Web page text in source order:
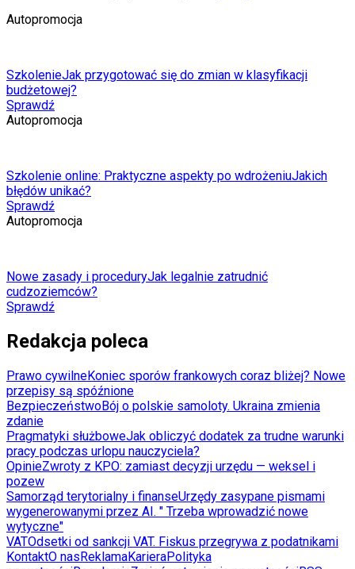
Autopromocja
SzkolenieJak przygotować się do zmian w klasyfikacji
budżetowej?
Sprawdź
Autopromocja
Szkolenie online: Praktyczne aspekty po wdrożeniuJakich
błędów unikać?
Sprawdź
Autopromocja
Nowe zasady i proceduryJak legalnie zatrudnić
cudzoziemców?
Sprawdź
Redakcja poleca
Prawo cywilneKoniec sporów frankowych coraz bliżej? Nowe
przepisy są spóźnione
BezpieczeństwoBój o polskie samoloty. Ukraina zmienia
zdanie
Pragmatyki służboweJak obliczyć dodatek za trudne warunki
pracy podczas urlopu nauczyciela?
OpinieZwroty z KPO: zamiast decyzji urzędu — weksel i
pozew
Samorząd terytorialny i finanseUrzędy zasypane pismami
wygenerowanymi przez AI. " Trzeba wprowadzić nowe
wytyczne"
VATOdsetki od sankcji VAT. Fiskus przegrywa z podatnikami
KontaktO nasReklamaKarieraPolityka